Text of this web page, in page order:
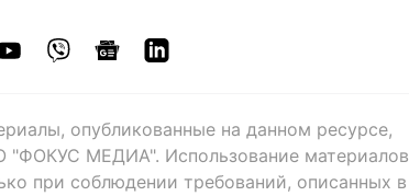
опубликованные на данном ресурсе,
"ФОКУС МЕДИА". Использование материалов
при соблюдении требований, описанных в